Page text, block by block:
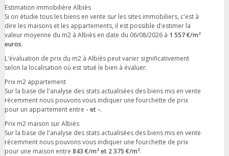
Estimation immobilière Albiès
Si on étudie tous les biens en vente sur les sites immobiliers, c'est à
dire les maisons et les appartements, il est possible d'estimer la
valeur moyenne du m2 à Albiès en date du 06/08/2026 à 1 557 €/m²
euros.
L'évaluation de prix du m2 à Albiès peut varier significativement
selon la localisation où est situé le bien à évaluer.
Prix m2 appartement
Sur la base de l'analyse des stats actualisées des biens mis en vente
récemment nous pouvons vous indiquer une fourchette de prix
pour un appartement entre - et -.
Prix m2 maison sur Albiès
Sur la base de l'analyse des stats actualisées des biens mis en vente
récemment nous pouvons vous indiquer une fourchette de prix
pour une maison entre 843 €/m² et 2 375 €/m².